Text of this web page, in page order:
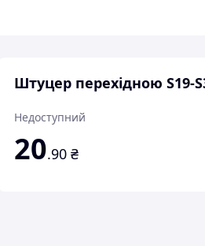
Штуцер перехідною S19-
Недоступний
20.90 ₴